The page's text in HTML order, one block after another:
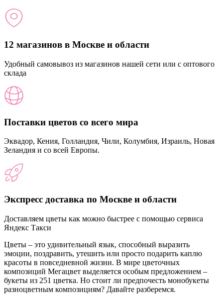
12 магазинов в Москве и области
Удобный самовывоз из магазинов нашей сети или с оптового
склада
Поставки цветов со всего мира
Эквадор, Кения, Голландия, Чили, Колумбия, Израиль, Новая
Зеландия и со всей Европы.
Экспресс доставка по Москве и области
Доставляем цветы как можно быстрее с помощью сервиса
Яндекс Такси
Цветы – это удивительный язык, способный выразить
эмоции, поздравить, утешить или просто подарить каплю
красоты в повседневной жизни. В мире цветочных
композиций Мегацвет выделяется особым предложением –
букеты из 251 цветка. Но стоит ли предпочесть монобукеты
разноцветным композициям? Давайте разберемся.